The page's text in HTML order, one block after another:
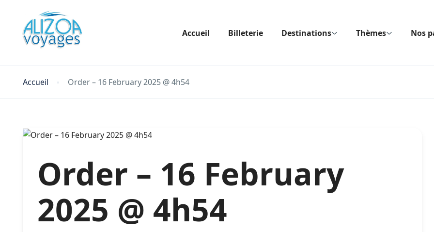
Accueil Billeterie Destinations Thèmes Nos
Accueil Order – 16 February 2025 @ 4h54
Order – 16 February
2025 @ 4h54